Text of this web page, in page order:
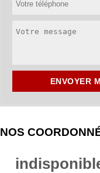
NOS